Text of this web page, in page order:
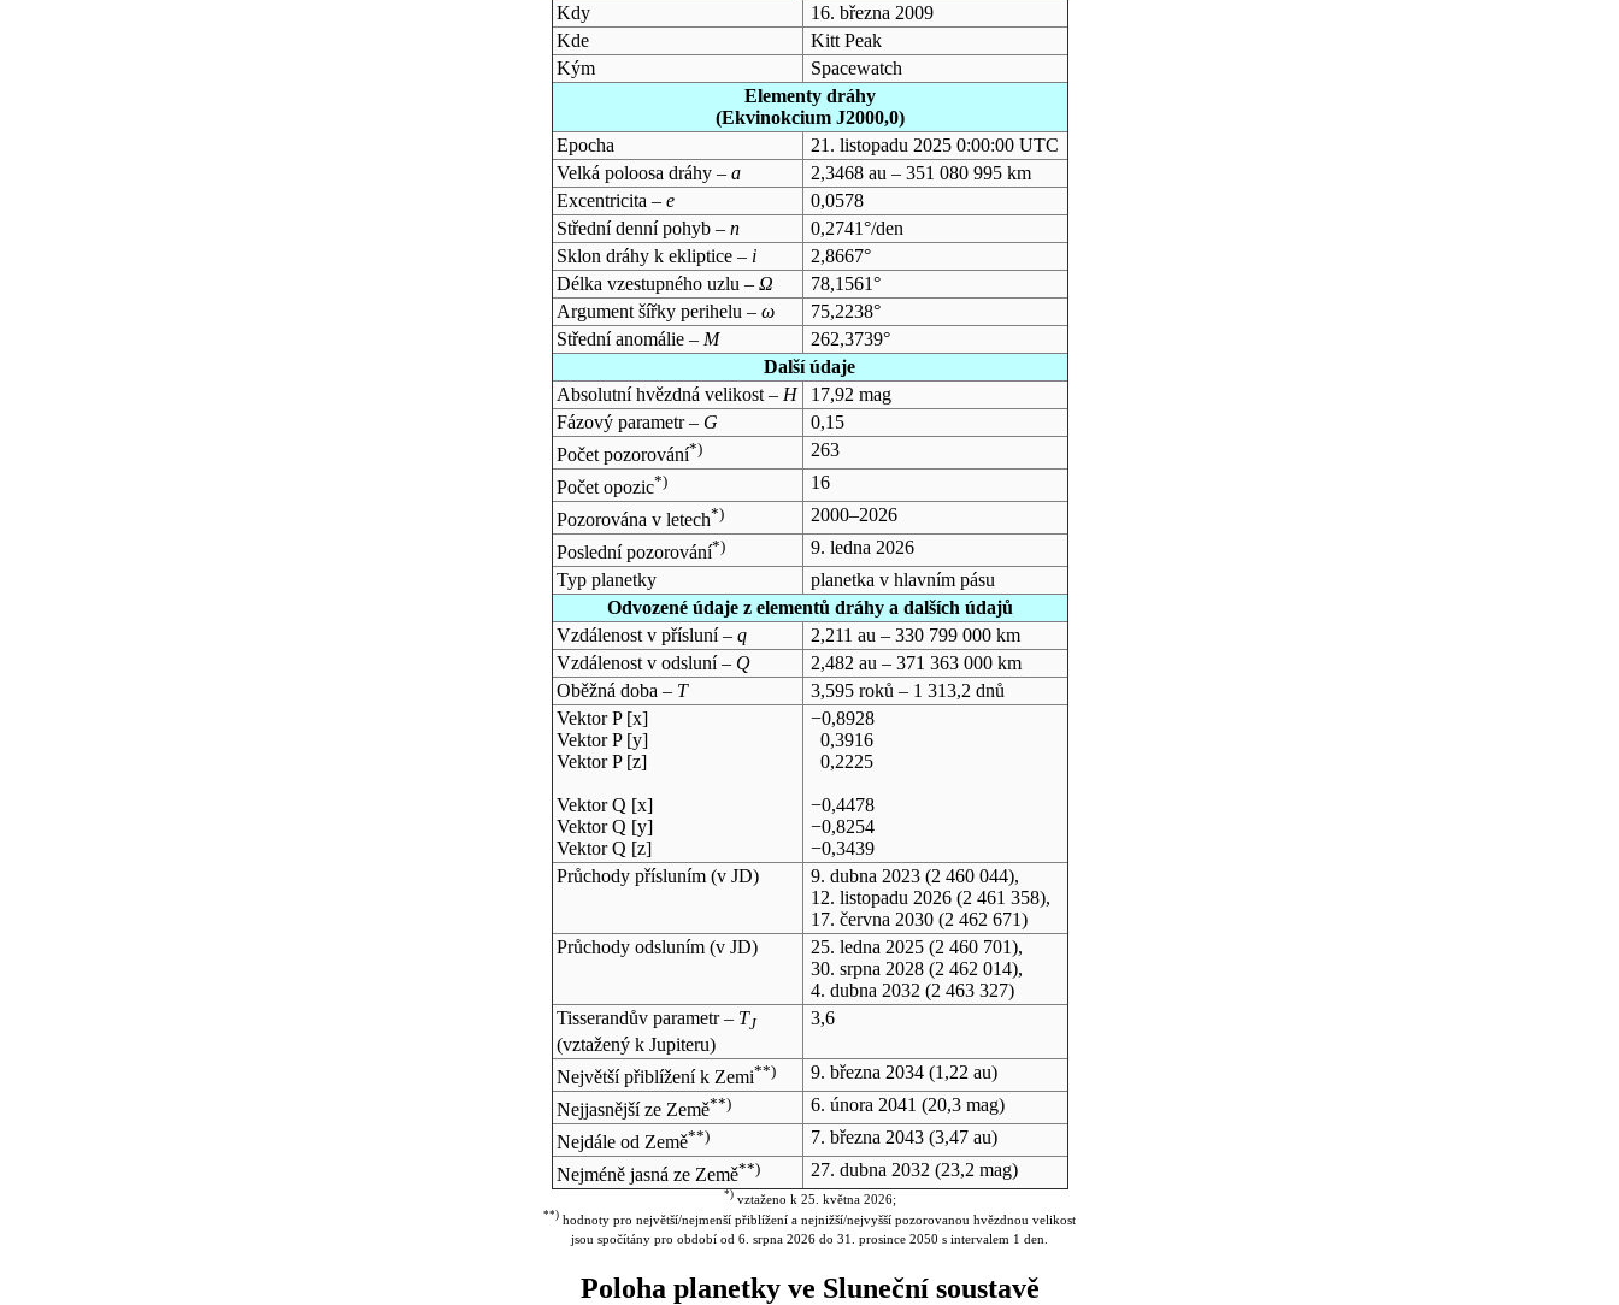
Kdy
16. března 2009
Kde
Kitt Peak
Kým
Spacewatch
Elementy dráhy
(Ekvinokcium J2000,0)
Epocha
21. listopadu 2025 0:00:00 UTC
Velká poloosa dráhy – a
2,3468 au – 351 080 995 km
Excentricita – e
0,0578
Střední denní pohyb – n
0,2741°/den
Sklon dráhy k ekliptice – i
2,8667°
Délka vzestupného uzlu – Ω
78,1561°
Argument šířky perihelu – ω
75,2238°
Střední anomálie – M
262,3739°
Další údaje
Absolutní hvězdná velikost – H
17,92 mag
Fázový parametr – G
0,15
Počet pozorování*)
263
Počet opozic*)
16
Pozorována v letech*)
2000–2026
Poslední pozorování*)
9. ledna 2026
Typ planetky
planetka v hlavním pásu
Odvozené údaje z elementů dráhy a dalších údajů
Vzdálenost v přísluní – q
2,211 au – 330 799 000 km
Vzdálenost v odsluní – Q
2,482 au – 371 363 000 km
Oběžná doba – T
3,595 roků – 1 313,2 dnů
Vektor P [x]
Vektor P [y]
Vektor P [z]
Vektor Q [x]
Vektor Q [y]
Vektor Q [z]
−0,8928
0,3916
0,2225
−0,4478
−0,8254
−0,3439
Průchody přísluním (v JD) 9. dubna 2023(2 460 044),
12. listopadu 2026(2 461 358),
17. června 2030(2 462 671)
Průchody odsluním (v JD) 25. ledna 2025(2 460 701),
30. srpna 2028(2 462 014),
4. dubna 2032 (2 463 327)
Tisserandův parametr – TJ
(vztažený k Jupiteru)
3,6
Největší přiblížení k Zemi**) 9. března 2034(1,22 au)
Nejjasnější ze Země**) 6. února 2041 (20,3 mag)
Nejdále od Země**) 7. března 2043(3,47 au)
Nejméně jasná ze Země**) 27. dubna 2032 (23,2 mag)
*)vztaženo k 25. května 2026;
**) hodnoty pro největší/nejmenší přiblížení a nejnižší/nejvyšší pozorovanou hvězdnou velikost
jsou spočítány pro období od 6. srpna 2026 do 31. prosince 2050 s intervalem 1 den.
Poloha planetky ve Sluneční soustavě